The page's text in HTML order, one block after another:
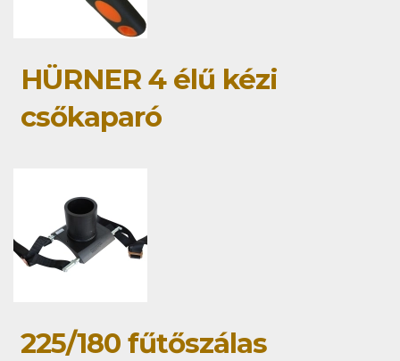
HÜRNER 4 élű kézi
csőkaparó
225/180 fűtőszálas